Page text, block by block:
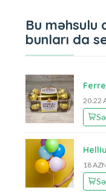
Bu məhsulu
bunları da
20.22
18 AZN